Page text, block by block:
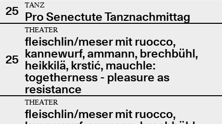
25
TANZ
Pro Senectute Tanznachmittag
25
THEATER
fleischlin/meser mit ruocco,
kannewurf, ammann, brechbühl,
heikkilä, krstić, mauchle:
togetherness - pleasure as
resistance
THEATER
fleischlin/meser mit ruocco,